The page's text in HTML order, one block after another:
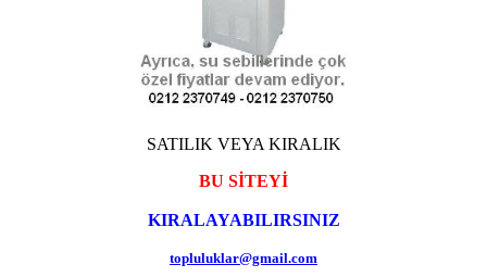
SATILIK VEYA KIRALIK
BU SİTEYİ
KIRALAYABILIRSINIZ
topluluklar@gmail.com